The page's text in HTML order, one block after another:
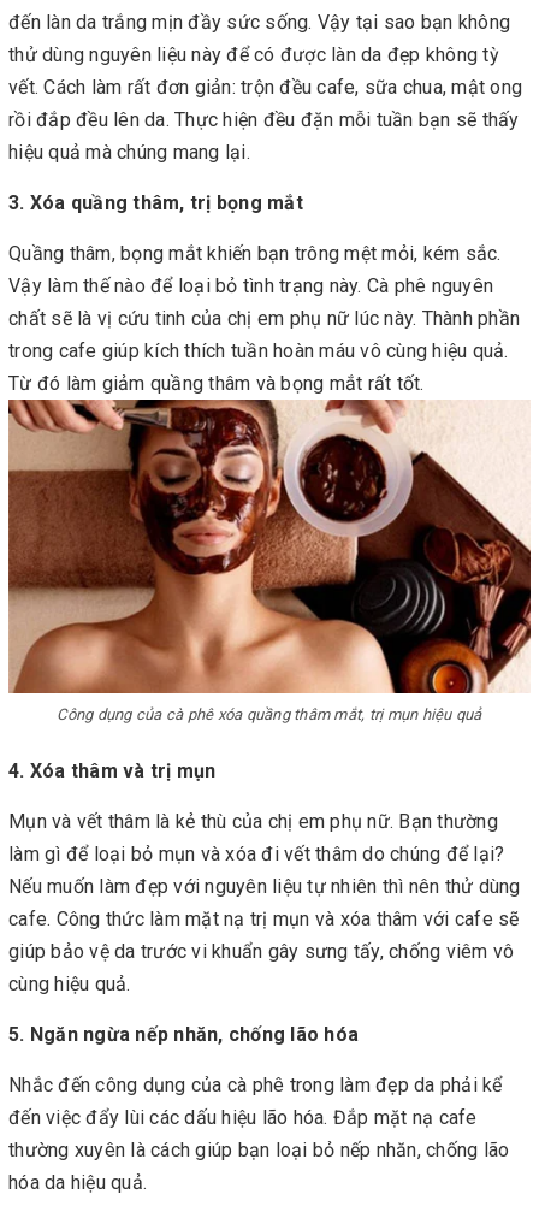
đến làn da trắng mịn đầy sức sống. Vậy tại sao bạn không
thử dùng nguyên liệu này để có được làn da đẹp không tỳ
vết. Cách làm rất đơn giản: trộn đều cafe, sữa chua, mật ong
rồi đắp đều lên da. Thực hiện đều đặn mỗi tuần bạn sẽ thấy
hiệu quả mà chúng mang lại.
3. Xóa quầng thâm, trị bọng mắt
Quầng thâm, bọng mắt khiến bạn trông mệt mỏi, kém sắc.
Vậy làm thế nào để loại bỏ tình trạng này. Cà phê nguyên
chất sẽ là vị cứu tinh của chị em phụ nữ lúc này. Thành phần
trong cafe giúp kích thích tuần hoàn máu vô cùng hiệu quả.
Từ đó làm giảm quầng thâm và bọng mắt rất tốt.
Công dụng của cà phê xóa quầng thâm mắt, trị mụn hiệu quả
4. Xóa thâm và trị mụn
Mụn và vết thâm là kẻ thù của chị em phụ nữ. Bạn thường
làm gì để loại bỏ mụn và xóa đi vết thâm do chúng để lại?
Nếu muốn làm đẹp với nguyên liệu tự nhiên thì nên thử dùng
cafe. Công thức làm mặt nạ trị mụn và xóa thâm với cafe sẽ
giúp bảo vệ da trước vi khuẩn gây sưng tấy, chống viêm vô
cùng hiệu quả.
5. Ngăn ngừa nếp nhăn, chống lão hóa
Nhắc đến công dụng của cà phê trong làm đẹp da phải kể
đến việc đẩy lùi các dấu hiệu lão hóa. Đắp mặt nạ cafe
thường xuyên là cách giúp bạn loại bỏ nếp nhăn, chống lão
hóa da hiệu quả.